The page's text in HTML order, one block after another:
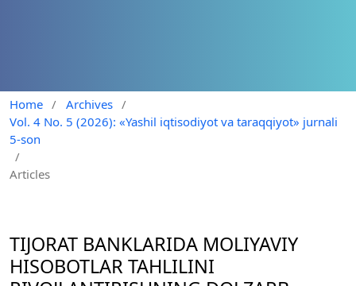
Home / Archives /
Vol. 4 No. 5 (2026): «Yashil iqtisodiyot va taraqqiyot» jurnali
5-son
/
Articles
TIJORAT BANKLARIDA MOLIYAVIY
HISOBOTLAR TAHLILINI